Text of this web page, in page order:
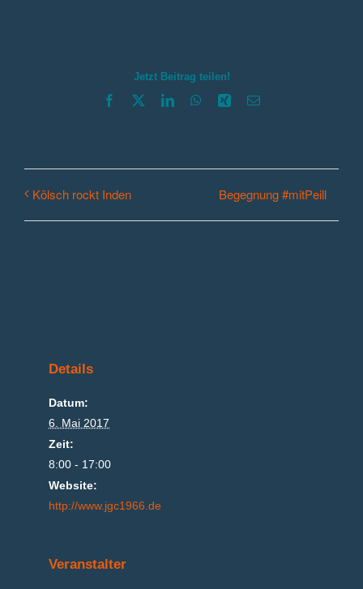
Jetzt Beitrag teilen!
Facebook LinkedInWhatsApp
Xing E-
Kölsch rockt Inden Begegnung #mitPeill
Details
Datum:
6. Mai 2017
Zeit:
8:00 - 17:00
Website:
http://www.jgc1966.de
Veranstalter